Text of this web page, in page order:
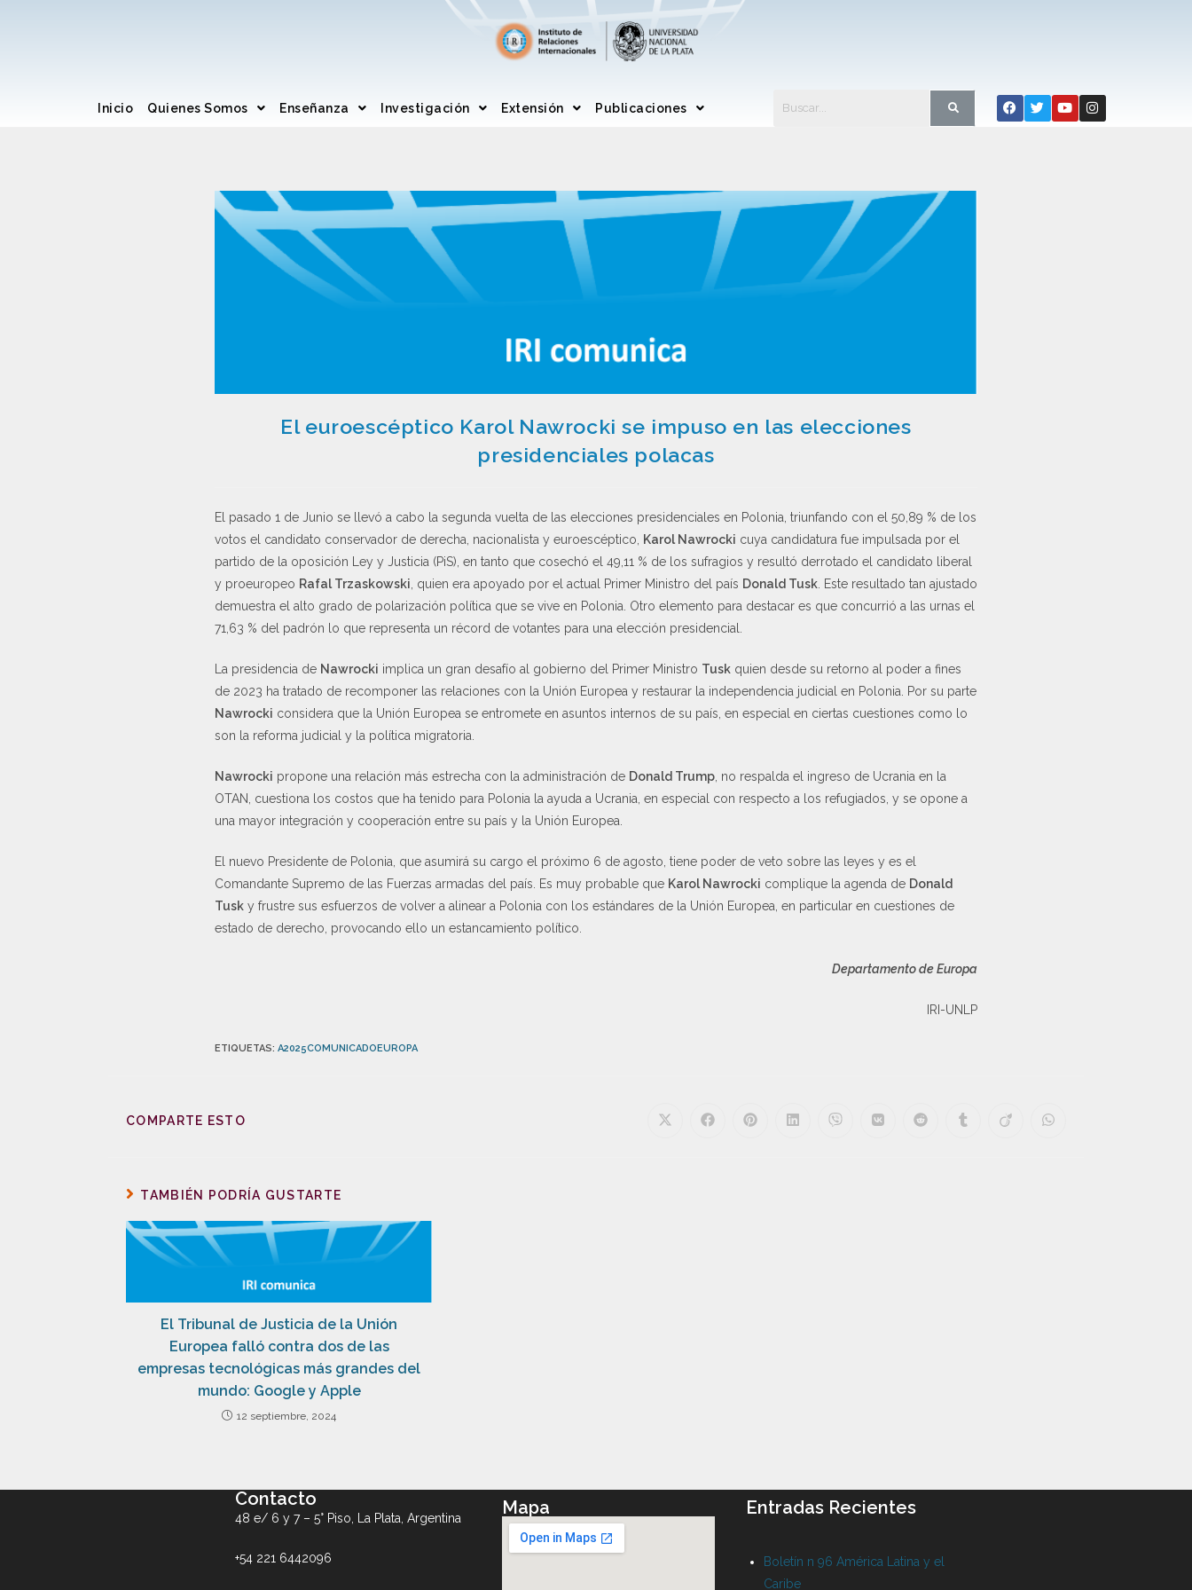
Inicio Quienes Somos Enseñanza Investigación Extensión Publicaciones
El euroescéptico Karol Nawrocki se impuso en las elecciones
presidenciales polacas
El pasado 1 de Junio se llevó a cabo la segunda vuelta de las elecciones presidenciales en Polonia, triunfando con el 50,89 % de los
votos el candidato conservador de derecha, nacionalista y euroescéptico, Karol Nawrocki cuya candidatura fue impulsada por el
partido de la oposición Ley y Justicia (PiS), en tanto que cosechó el 49,11 % de los sufragios y resultó derrotado el candidato liberal
y proeuropeo Rafal Trzaskowski, quien era apoyado por el actual Primer Ministro del país Donald Tusk. Este resultado tan ajustado
demuestra el alto grado de polarización política que se vive en Polonia. Otro elemento para destacar es que concurrió a las urnas el
71,63 % del padrón lo que representa un récord de votantes para una elección presidencial.
La presidencia de Nawrocki implica un gran desafío al gobierno del Primer Ministro Tusk quien desde su retorno al poder a fines
de 2023 ha tratado de recomponer las relaciones con la Unión Europea y restaurar la independencia judicial en Polonia. Por su parte
Nawrocki considera que la Unión Europea se entromete en asuntos internos de su país, en especial en ciertas cuestiones como lo
son la reforma judicial y la política migratoria.
Nawrocki propone una relación más estrecha con la administración de Donald Trump, no respalda el ingreso de Ucrania en la
OTAN, cuestiona los costos que ha tenido para Polonia la ayuda a Ucrania, en especial con respecto a los refugiados, y se opone a
una mayor integración y cooperación entre su país y la Unión Europea.
El nuevo Presidente de Polonia, que asumirá su cargo el próximo 6 de agosto, tiene poder de veto sobre las leyes y es el
Comandante Supremo de las Fuerzas armadas del país. Es muy probable que Karol Nawrocki complique la agenda de Donald
Tusk y frustre sus esfuerzos de volver a alinear a Polonia con los estándares de la Unión Europea, en particular en cuestiones de
estado de derecho, provocando ello un estancamiento político.
Departamento de Europa
IRI-UNLP
ETIQUETAS: A2025COMUNICADOEUROPA
COMPARTE ESTO
TAMBIÉN PODRÍA GUSTARTE
El Tribunal de Justicia de la Unión
Europea falló contra dos de las
empresas tecnológicas más grandes del
mundo: Google y Apple
12 septiembre, 2024
Contacto
48 e/ 6 y 7 – 5° Piso, La Plata, Argentina
+54 221 6442096
Mapa Entradas Recientes
Boletín n 96 América Latina y el
Caribe